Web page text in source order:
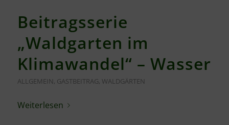
Beitragsserie
„Waldgarten im
Klimawandel“ – Wasser
ALLGEMEIN, GASTBEITRAG, WALDGÄRTEN
Weiterlesen